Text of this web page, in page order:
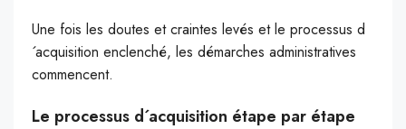
Une fois les doutes et craintes levés et le processus d
´acquisition enclenché, les démarches administratives
commencent.
Le processus d´acquisition étape par étape